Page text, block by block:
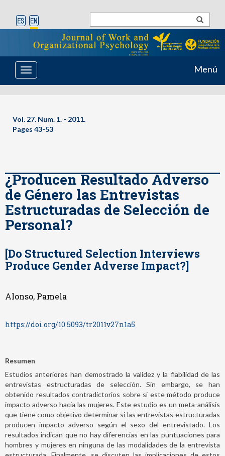
Toggle
navigation
Menú
Vol. 27. Num. 1. - 2011.
Pages 43-53
¿Producen Resultado Adverso
de Género las Entrevistas
Estructuradas de Selección de
Personal?
[Do Structured Selection Interviews
Produce Gender Adverse Impact?]
Alonso, Pamela
https://doi.org/10.5093/tr2011v27n1a5
Resumen
Estudios anteriores han demostrado la validez y la fiabilidad de las
entrevistas estructuradas de selección. Sin embargo, se han
obtenido resultados contradictorios sobre si este método produce
impacto adverso hacia las mujeres. Este estudio es un meta-análisis
que tiene como objetivo determinar si las entrevistas estructuradas
producen impacto adverso según el sexo del entrevistado. Los
resultados indican que no hay diferencias en las puntuaciones para
hombres y mujeres en ninguna de las modalidades de la entrevista